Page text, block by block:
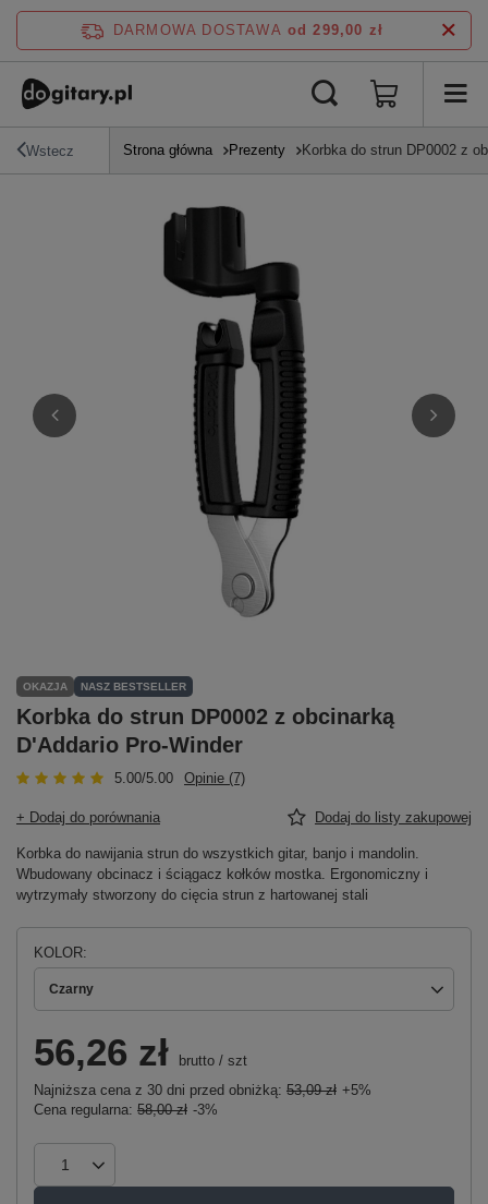
DARMOWA DOSTAWA od 299,00 zł
Wstecz Strona główna Prezenty Korbka do strun DP0002 z
OKAZJA NASZ BESTSELLER
Korbka do strun DP0002 z obcinarką
D'Addario Pro-Winder
5.00/5.00 Opinie (7)
+ Dodaj do porównania Dodaj do listy zakupowej
Korbka do nawijania strun do wszystkich gitar, banjo i mandolin.
Wbudowany obcinacz i ściągacz kołków mostka. Ergonomiczny i
wytrzymały stworzony do cięcia strun z hartowanej stali
KOLOR
Czarny
56,26 zł brutto / szt
Najniższa cena z 30 dni przed obniżką: 53,09 zł +5%
Cena regularna: 58,00 zł -3%